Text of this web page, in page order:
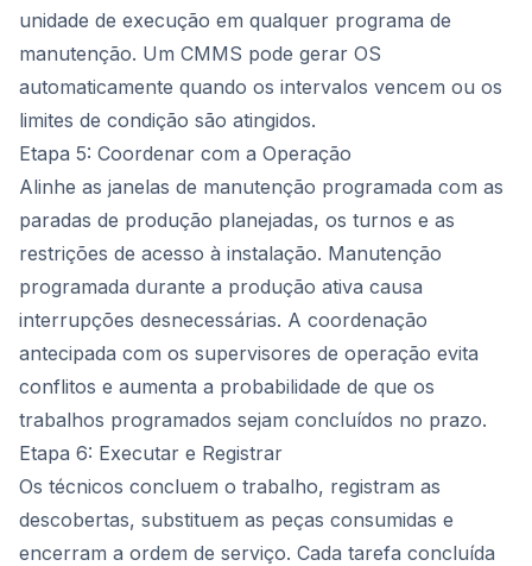
unidade de execução em qualquer programa de
manutenção. Um CMMS pode gerar OS
automaticamente quando os intervalos vencem ou os
limites de condição são atingidos.
Etapa 5: Coordenar com a Operação
Alinhe as janelas de manutenção programada com as
paradas de produção planejadas, os turnos e as
restrições de acesso à instalação. Manutenção
programada durante a produção ativa causa
interrupções desnecessárias. A coordenação
antecipada com os supervisores de operação evita
conflitos e aumenta a probabilidade de que os
trabalhos programados sejam concluídos no prazo.
Etapa 6: Executar e Registrar
Os técnicos concluem o trabalho, registram as
descobertas, substituem as peças consumidas e
encerram a ordem de serviço. Cada tarefa concluída